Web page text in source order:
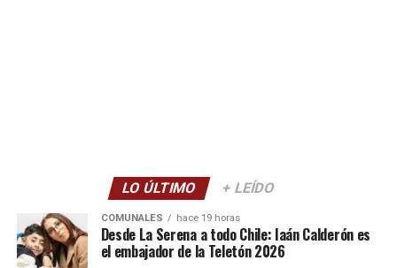
LO ÚLTIMO + LEÍDO
COMUNALES hace 19 horas
Desde La Serena a todo Chile: Iaán Calderón es
el embajador de la Teletón 2026